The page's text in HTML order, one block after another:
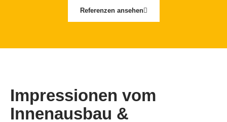
Referenzen ansehen
Impressionen vom
Innenausbau &